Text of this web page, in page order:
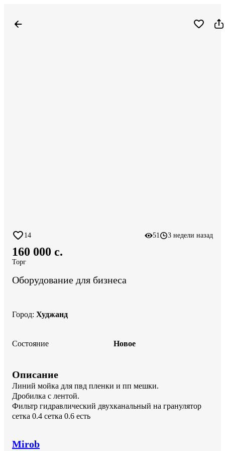
14 51 3 недели назад
160 000 c.
Торг
Оборудование для бизнеса
Город: Худжанд
Состояние Новое
Описание
Линий мойка для пвд пленки и пп мешки.
Дробилка с лентой.
Фильтр гидравлический двухканальный на гранулятор
сетка 0.4 сетка 0.6 есть
Mirob